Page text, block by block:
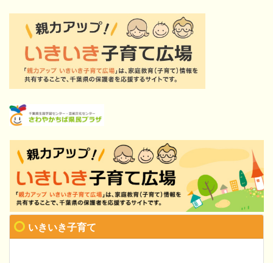
いきいき子育て